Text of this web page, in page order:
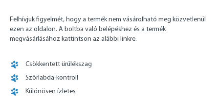
Felhívjuk figyelmét, hogy a termék nem vásárolható meg közvetlenül
ezen az oldalon. A boltba való belépéshez és a termék
megvásárlásához kattintson az alábbi linkre.
Csökkentett ürülékszag
Szőrlabda-kontroll
Különösen ízletes